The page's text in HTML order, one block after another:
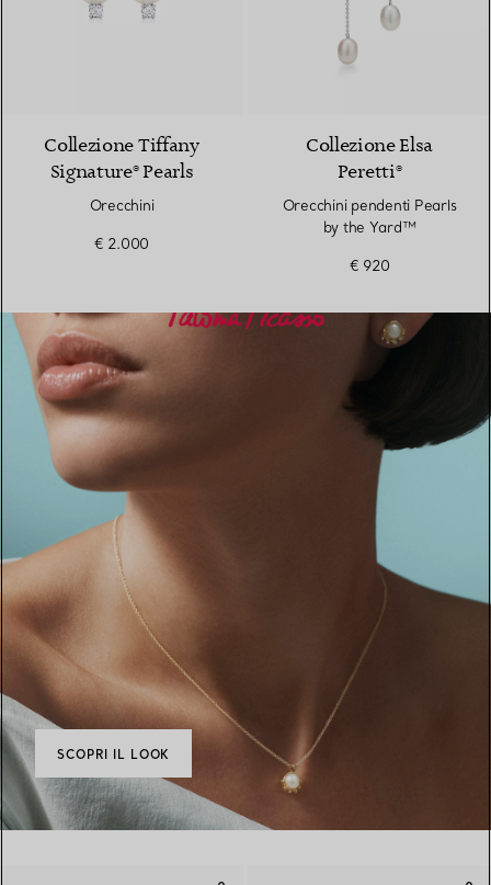
Collezione Tiffany
Signature® Pearls
Orecchini
€ 2.000
Collezione Elsa
Peretti®
Orecchini pendenti Pearls
by the Yard™
€ 920
SCOPRI IL LOOK